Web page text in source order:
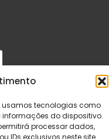
usamos tecnologias como
do dispositivo.
processar dados,
IDs exclusivos neste site.